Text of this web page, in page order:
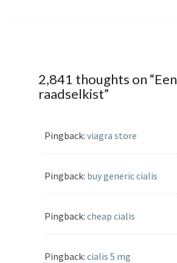
2,841 thoughts on “Een
raadselkist”
Pingback: viagra store
Pingback: buy generic cialis
Pingback: cheap cialis
Pingback: cialis 5 mg